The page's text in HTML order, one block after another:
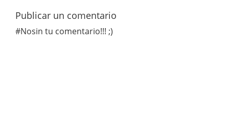
Publicar un comentario
#Nosin tu comentario!!! ;)